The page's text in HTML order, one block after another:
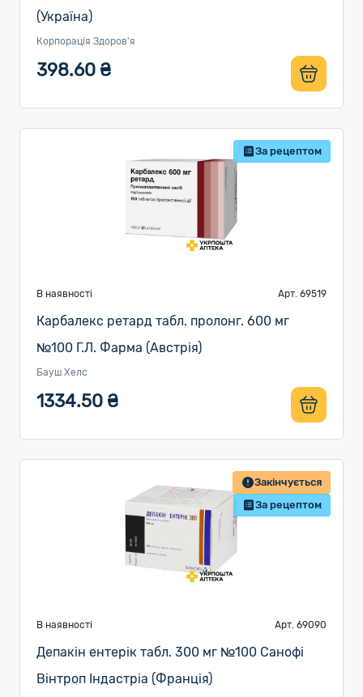
(Україна)
Корпорація Здоров'я
398.60 ₴
За рецептом
В наявності Арт. 69519
Карбалекс ретард табл. пролонг. 600 мг
№100 Г.Л. Фарма (Австрія)
Бауш Хелс
1334.50 ₴
Закінчується
За рецептом
В наявності Арт. 69090
Депакін ентерік табл. 300 мг №100 Санофі
Вінтроп Індастріа (Франція)